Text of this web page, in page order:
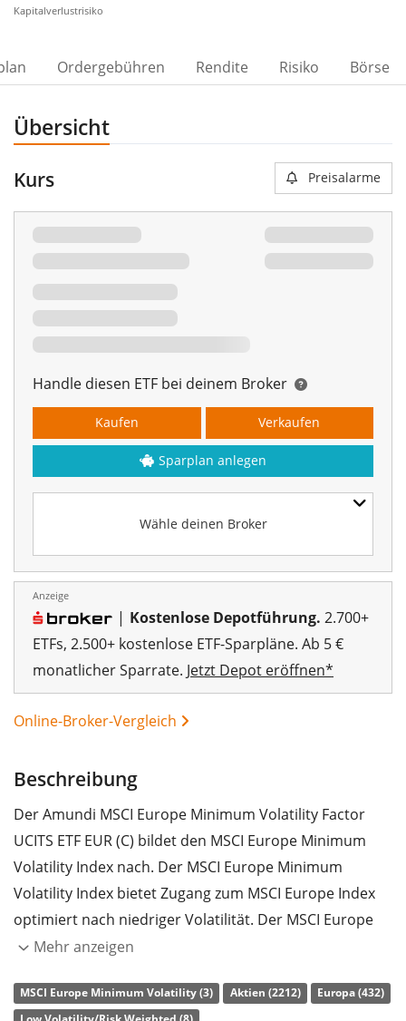
Kapitalverlustrisiko
Ordergebühren Rendite Risiko Börse
Übersicht
Kurs Preisalarme
Handle diesen ETF bei deinem Broker
Wähle deinen Broker
Kaufen Verkaufen
Sparplan anlegen
Anzeige
| Kostenlose Depotführung. 2.700+
ETFs, 2.500+ kostenlose ETF-Sparpläne. Ab 5 €
monatlicher Sparrate. Jetzt Depot eröffnen*
Online-Broker-Vergleich
Beschreibung
Der Amundi MSCI Europe Minimum Volatility Factor
UCITS ETF EUR (C) bildet den MSCI Europe Minimum
Volatility Index nach. Der MSCI Europe Minimum
Volatility Index bietet Zugang zum MSCI Europe Index
optimiert nach niedriger Volatilität. Der MSCI Europe
Index bietet Zugang zu den größten und
europäischen Industrieländern.
Mehr anzeigen
MSCI Europe Minimum Volatility (3) Aktien (2212)
Europa (432)